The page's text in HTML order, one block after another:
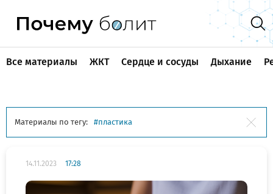
Все материалы ЖКТ Сердце и сосуды Дыхание
Материалы по тегу: пластика
14.11.2023 17:28